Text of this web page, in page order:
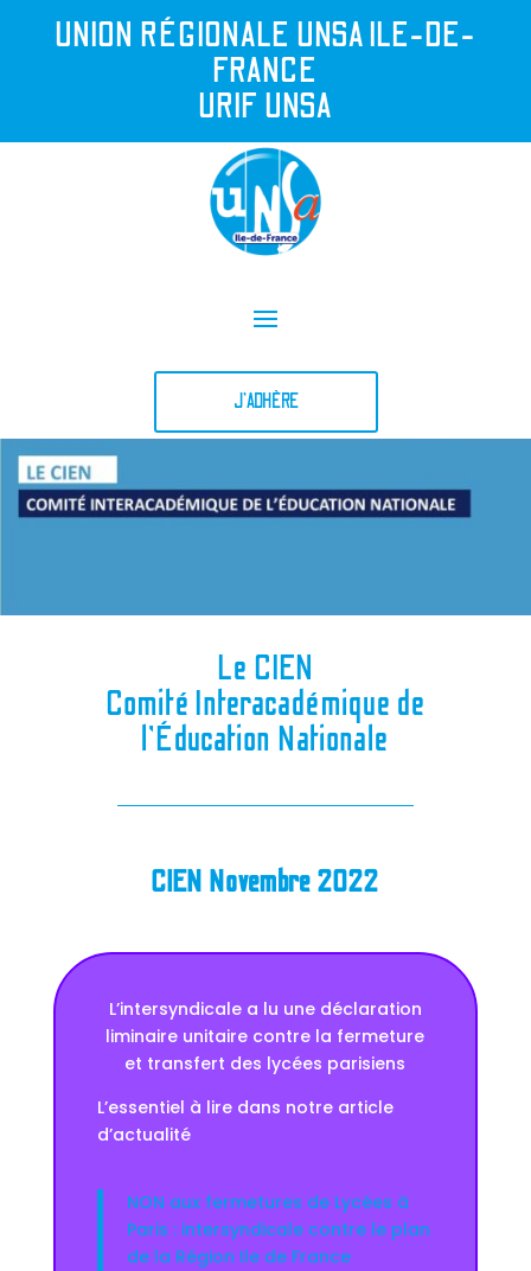
UNION RÉGIONALE UNSA ILE-DE-
FRANCE
URIF UNSA
J'ADHÈRE
Le CIEN
Comité Interacadémique de
l’Éducation Nationale
CIEN Novembre 2022
L’intersyndicale a lu une déclaration
liminaire unitaire contre la fermeture
et transfert des lycées parisiens
L’essentiel à lire dans notre article
d’actualité
NON aux fermetures de Lycées à
Paris : intersyndicale contre le plan
de la Région Ile de France